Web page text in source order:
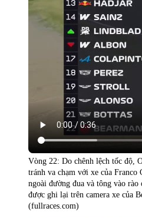
Vòng 22: Do chênh lệch tốc độ,
tránh va chạm với xe của Franco
ngoài đường đua và tông vào rào
được ghi lại trên camera xe của
(fullraces.com)